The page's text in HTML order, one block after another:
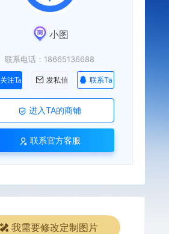
小图
联系电话：18665136688
关注Ta 发私信 联系Ta
进入TA的商铺
联系官方客服
我需要修改定制图片